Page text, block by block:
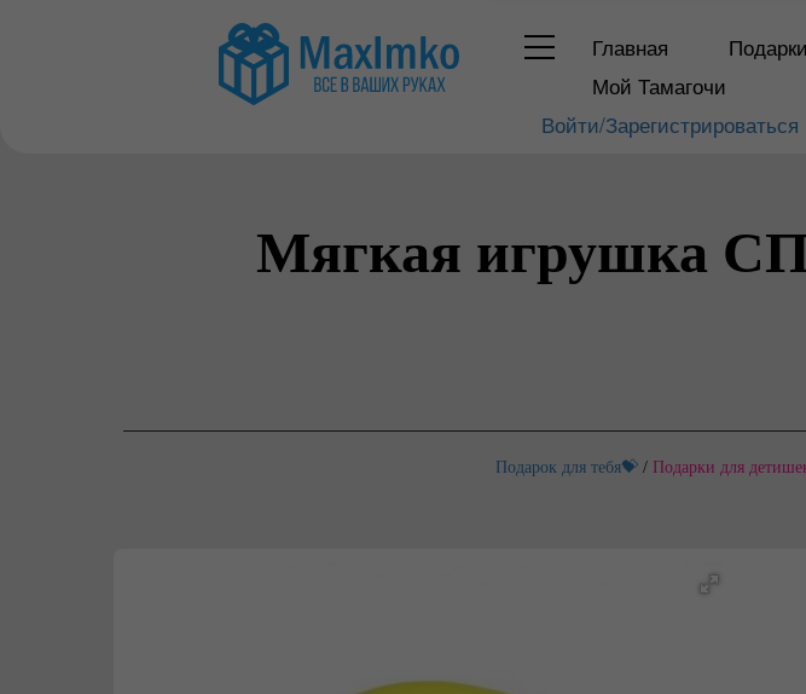
Главная
Мой Тамагочи
Войти/Зарегистрироваться
Мягкая игрушка
Подарок для тебя💝 / Подарки для